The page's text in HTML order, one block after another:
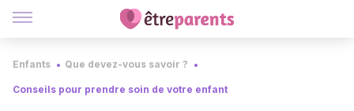
Enfants Que devez-vous savoir ?
Conseils pour prendre soin de votre enfant